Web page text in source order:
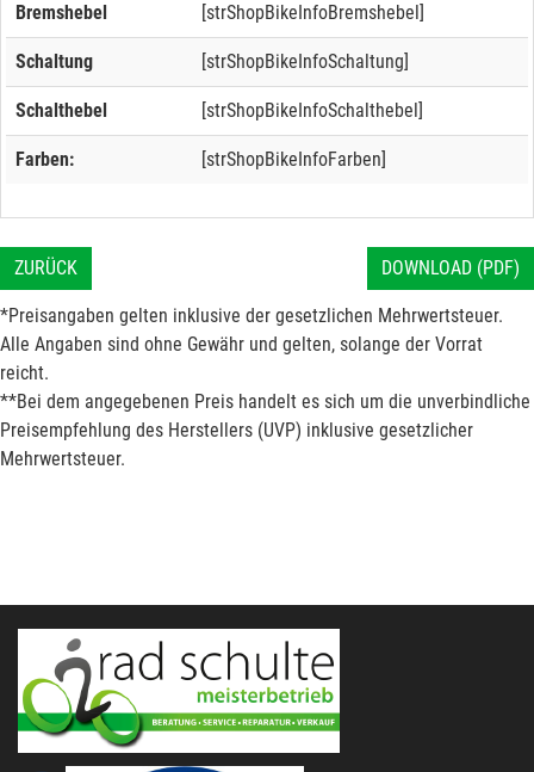
Bremshebel [strShopBikeInfoBremshebel]
Schaltung [strShopBikeInfoSchaltung]
Schalthebel [strShopBikeInfoSchalthebel]
Farben: [strShopBikeInfoFarben]
ZURÜCK DOWNLOAD (PDF)
*Preisangaben gelten inklusive der gesetzlichen Mehrwertsteuer.
Alle Angaben sind ohne Gewähr und gelten, solange der Vorrat
reicht.
**Bei dem angegebenen Preis handelt es sich um die unverbindliche
Preisempfehlung des Herstellers (UVP) inklusive gesetzlicher
Mehrwertsteuer.